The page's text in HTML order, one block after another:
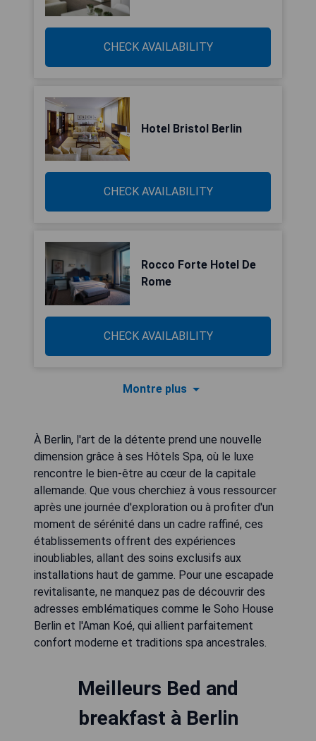
CHECK AVAILABILITY
Hotel Bristol Berlin
CHECK AVAILABILITY
Rocco Forte Hotel De
Rome
CHECK AVAILABILITY
Montre plus
À Berlin, l'art de la détente prend une nouvelle
dimension grâce à ses Hôtels Spa, où le luxe
rencontre le bien-être au cœur de la capitale
allemande. Que vous cherchiez à vous ressourcer
après une journée d'exploration ou à profiter d'un
moment de sérénité dans un cadre raffiné, ces
établissements offrent des expériences
inoubliables, allant des soins exclusifs aux
installations haut de gamme. Pour une escapade
revitalisante, ne manquez pas de découvrir des
adresses emblématiques comme le Soho House
Berlin et l'Aman Koé, qui allient parfaitement
confort moderne et traditions spa ancestrales.
Meilleurs Bed and
breakfast à Berlin